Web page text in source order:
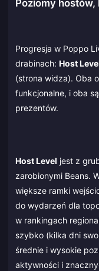
Poziomy
Progresja w Poppo
drabinach: Host
(strona widza). Oba
funkcjonalne, i oba
prezentów.
Host Level jest z
zarobionymi Beans.
większe ramki
do wydarzeń dla
w rankingach
szybko (kilka dni
średnie i wysokie
aktywności i